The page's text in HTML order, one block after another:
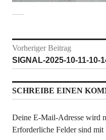
Vorheriger Beitrag
Vorheriger
Beitrag:
SIGNAL-2025-10-11-10-
SCHREIBE EINEN
Deine E-Mail-Adresse wird
Erforderliche Felder sind mit